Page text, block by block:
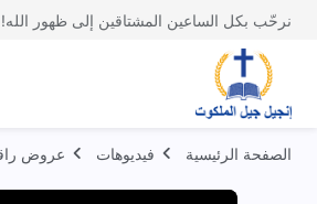
نرحّب بكل الساعين المشتاقين إلى ظهور الله!
الصفحة الرئيسية فيديوهات عروض